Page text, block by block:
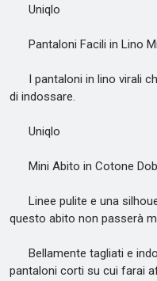
Uniqlo
Pantaloni Facili in Lino
I pantaloni in lino virali
di indossare.
Uniqlo
Mini Abito in Cotone
Linee pulite e una
questo abito non passerà
Bellamente tagliati e
pantaloni corti su cui farai